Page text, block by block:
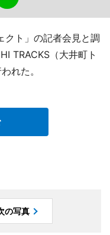
クト」の記者会見と調
TRACKS（大井町ト
れた。
の写真